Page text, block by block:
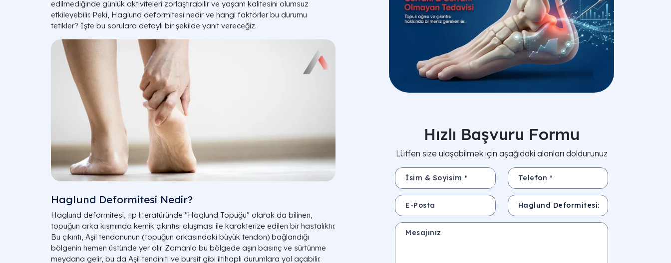
edilmediğinde günlük aktiviteleri zorlaştırabilir ve yaşam kalitesini olumsuz
etkileyebilir. Peki, Haglund deformitesi nedir ve hangi faktörler bu durumu
tetikler? İşte bu sorulara detaylı bir şekilde yanıt vereceğiz.
Haglund Deformitesi Nedir?
Haglund deformitesi, tıp literatüründe "Haglund Topuğu" olarak da bilinen,
topuğun arka kısmında kemik çıkıntısı oluşması ile karakterize edilen bir hastalıktır.
Bu çıkıntı, Aşil tendonunun (topuğun arkasındaki büyük tendon) bağlandığı
bölgenin hemen üstünde yer alır. Zamanla bu bölgede aşırı basınç ve sürtünme
meydana gelir, bu da Aşil tendiniti ve bursit gibi iltihaplı durumlara yol açabilir.
Hızlı Başvuru Formu
Lütfen size ulaşabilmek için aşağıdaki alanları doldurunuz
İsim & Soyisim * Telefon *
E-Posta Konu
Mesajınız